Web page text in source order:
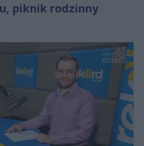
piknik rodzinny